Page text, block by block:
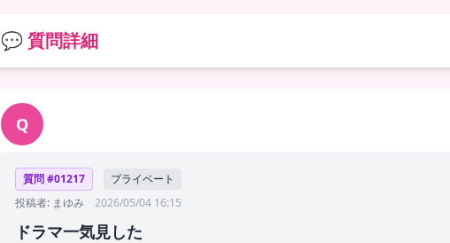
💬 質問詳細
Q
質問 #01217
プライベート
投稿者: まゆみ
2026/05/04 16:15
ドラマ一気見した